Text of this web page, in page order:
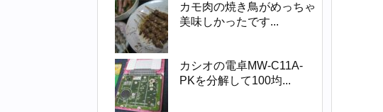
カモ肉の焼き鳥がめっちゃ
美味しかったです...
カシオの電卓MW-C11A-
PKを分解して100均...